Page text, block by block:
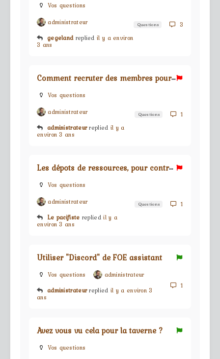
Vos questions
administrateur
gegeland repliedil y a environ
3 ans
Questions 3
C
omment recruter des membres pour sa guilde ?
Vos questions
administrateur
administrateur replied il y a
environ 3 ans
Questions 1
L
es dépots de ressources, pour contructions des bâtiments
Vos questions
administrateur
Le pacifiste repliedil y a
environ 3 ans
Questions 1
Utiliser "Discord" de FOE assistant
Vos questions
administrateur
administrateur replied il y a environ 3
ans
1
Avez vous vu cela pour la taverne ?
Vos questions